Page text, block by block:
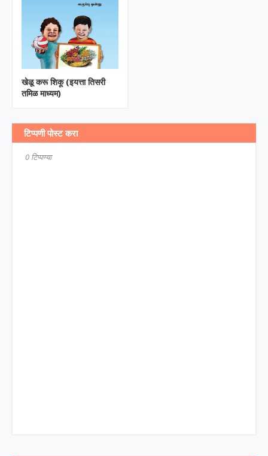
खेळू करू शिकू (इयत्ता तिसरी
तमिळ माध्यम)
टिप्पणी पोस्ट करा
0 टिप्पण्या